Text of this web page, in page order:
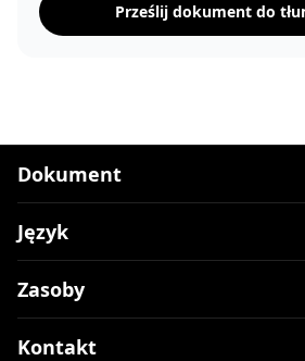
Prześlij dokument do
Dokument
Język
Zasoby
Kontakt